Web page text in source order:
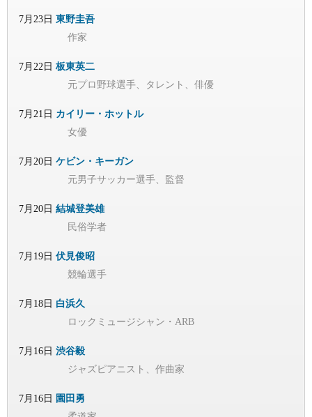
7月23日 東野圭吾
作家
7月22日 板東英二
元プロ野球選手、タレント、俳優
7月21日 カイリー・ホットル
女優
7月20日 ケビン・キーガン
元男子サッカー選手、監督
7月20日 結城登美雄
民俗学者
7月19日 伏見俊昭
競輪選手
7月18日 白浜久
ロックミュージシャン・ARB
7月16日 渋谷毅
ジャズピアニスト、作曲家
7月16日 園田勇